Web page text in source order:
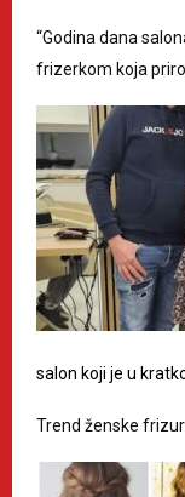
“Godina dana
frizerkom koja
salon koji je u
Trend ženske